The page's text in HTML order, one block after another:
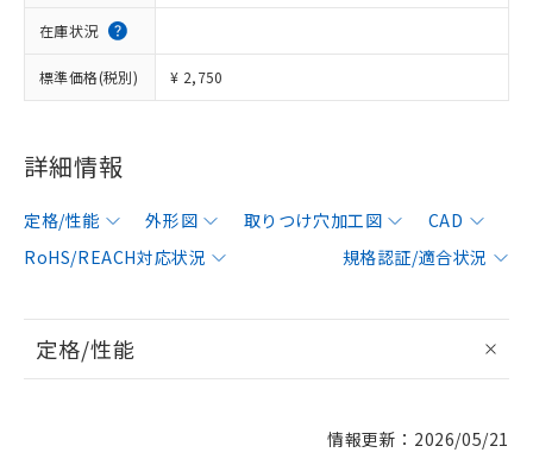
在庫状況
標準価格(税別) ¥ 2,750
詳細情報
定格/性能 外形図 取りつけ穴加工図
CAD
RoHS/REACH対応状況
規格認証/適合状況
定格/性能
情報更新：2026/05/21